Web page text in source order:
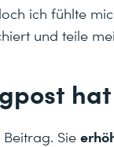
ich fühlte
und teile
Sie